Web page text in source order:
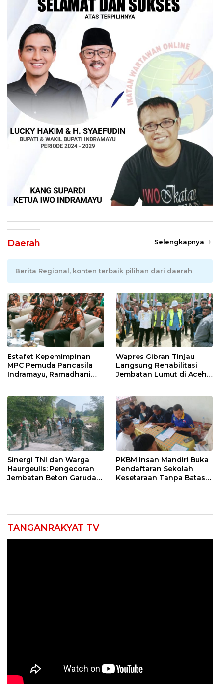
Daerah Selengkapnya
Berita Regional, konten terbaik pilihan dari daerah.
Estafet Kepemimpinan
MPC Pemuda Pancasila
Indramayu, Ramadhani
Muscablub
Wapres Gibran Tinjau
Langsung Rehabilitasi
Jembatan Lumut di Aceh
Sinergi TNI dan Warga
Haurgeulis: Pengecoran
Jembatan Beton Garuda
PKBM Insan Mandiri Buka
Pendaftaran Sekolah
Kesetaraan Tanpa Batas
TANGANRAKYAT TV